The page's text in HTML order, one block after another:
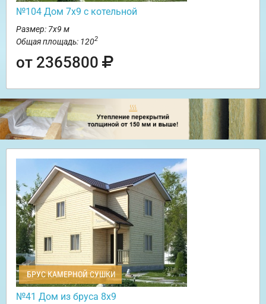
№104 Дом 7х9 с котельной
Размер: 7х9 м
Общая площадь: 1202
от 2365800
БРУС КАМЕРНОЙ СУШКИ
№41 Дом из бруса 8х9